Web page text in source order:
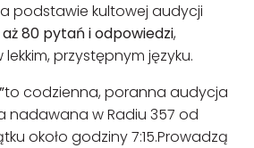
podstawie kultowej audycji
80 pytań i odpowiedzi,
przystępnym języku.
to codzienna, poranna audycja
nadawana w Radiu 357 od
około godziny 7:15.Prowadzą